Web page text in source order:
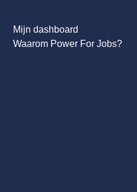
Mijn dashboard
Waarom Power For Jobs?